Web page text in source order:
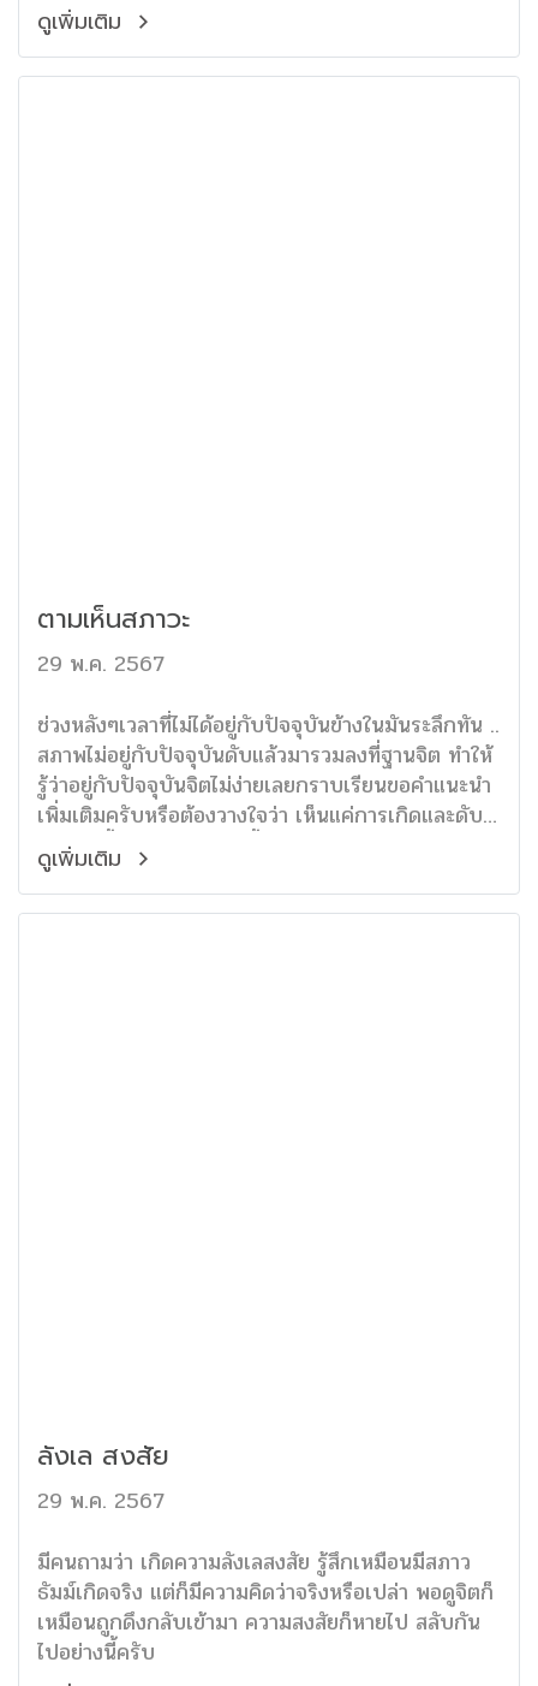
ดูเพิ่มเติม
ตามเห็นสภาวะ
29 พ.ค. 2567
ช่วงหลังๆเวลาที่ไม่ได้อยู่กับปัจจุบันข้างในมันระลึกทัน ..
สภาพไม่อยู่กับปัจจุบันดับแล้วมารวมลงที่ฐานจิต ทำให้
รู้ว่าอยู่กับปัจจุบันจิตไม่ง่ายเลยกราบเรียนขอคำแนะนำ
เพิ่มเติมครับหรือต้องวางใจว่า เห็นแค่การเกิดและดับ
ไปแบบนี้ไปโดยไม่ต้องไปตั้งใจอยู่กับปัจจุบันจิตมากนัก
ครับ
ดูเพิ่มเติม
ลังเล สงสัย
29 พ.ค. 2567
มีคนถามว่า เกิดความลังเลสงสัย รู้สึกเหมือนมีสภาว
ธัมม์เกิดจริง แต่ก็มีความคิดว่าจริงหรือเปล่า พอดูจิตก็
เหมือนถูกดึงกลับเข้ามา ความสงสัยก็หายไป สลับกัน
ไปอย่างนี้ครับ